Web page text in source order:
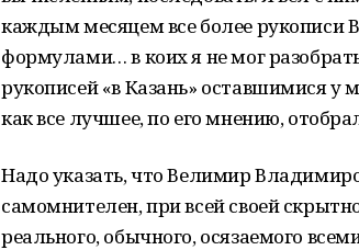
каждым месяцем все более рукописи
формулами… в коих я не мог
рукописей «в Казань» оставшимися у
как все лучшее, по его мнению,
Надо указать, что Велимир
самомнителен, при всей своей
реального, обычного, осязаемого